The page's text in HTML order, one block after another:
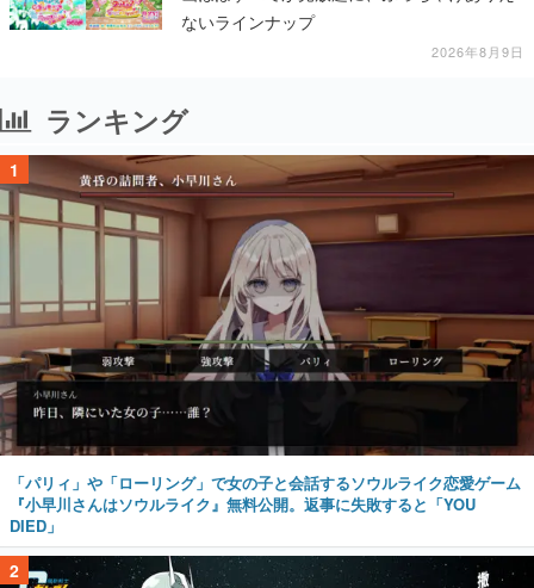
ないラインナップ
2026年8月9日
ランキング
1
「パリィ」や「ローリング」で女の子と会話するソウルライク恋愛ゲーム
『小早川さんはソウルライク』無料公開。返事に失敗すると「YOU
DIED」
2